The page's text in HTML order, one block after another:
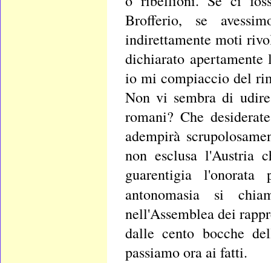
Brofferio, se
indirettamente moti
dichiarato
io mi compiaccio del
Non vi sembra di
romani? Che
adempirà
non esclusa l'Austria
guarentigia
antonomasia si
nell'Assemblea dei
dalle cento bocche
passiamo ora ai fatti.